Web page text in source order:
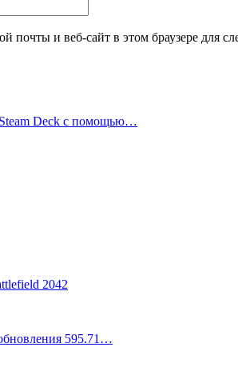
почты и веб-сайт в этом браузере для
Steam Deck с помощью…
2042
595.71…